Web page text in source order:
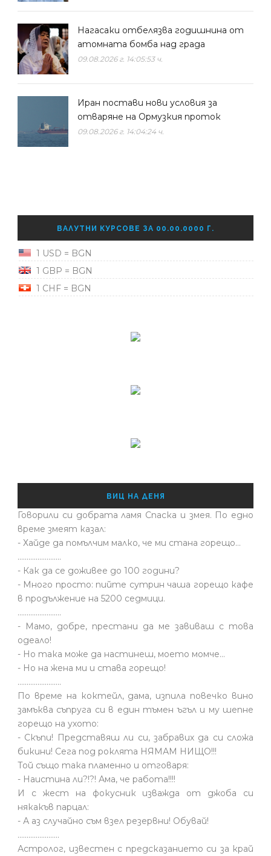
Нагасаки отбелязва годишнина от
атомната бомба над града
09.08.2026 г. 14:05:53 ч.
Иран постави нови условия за
отваряне на Ормузкия проток
09.08.2026 г. 14:04:24 ч.
ВАЛУТНИ КУРСОВЕ ЗА 00.00.0000 Г.
1 USD = BGN
1 GBP = BGN
1 CHF = BGN
ВИЦ НА ДЕНЯ
Говорили си добрата ламя Спаска и змея. По едно
време змеят казал:
- Хайде да помълчим малко, че ми стана горещо...
........................
- Как да се доживее до 100 години?
- Много просто: пийте сутрин чаша горещо кафе
в продължение на 5200 седмици.
........................
- Мамо, добре, престани да ме завиваш с това
одеало!
- Но така може да настинеш, моето момче…
- Но на жена ми и става горещо!
........................
По време на коктейл, дама, изпила повечко вино
замъква съпруга си в един тъмен ъгъл и му шепне
горещо на ухото:
- Скъпи! Представяш ли си, забравих да си сложа
бикини! Сега под роклята НЯМАМ НИЩО!!!
Той също така пламенно и отговаря:
- Наистина ли?!?! Ама, че работа!!!!
И с жест на фокусник изважда от джоба си
някакъв парцал:
- А аз случайно съм взел резервни! Обувай!
.......................
Астролог, известен с предсказанието си за край